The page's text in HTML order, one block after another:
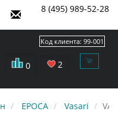
8 (495) 989-52-28
0 2
Код клиента: 99-001
EPOCA Vasari